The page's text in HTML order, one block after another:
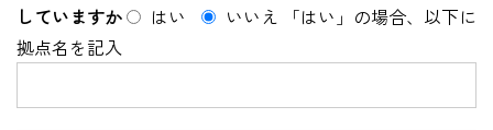
していますか
はい いいえ
「はい」の場合、以下に
拠点名を記入